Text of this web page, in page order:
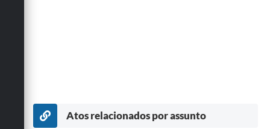
Atos relacionados por assunto